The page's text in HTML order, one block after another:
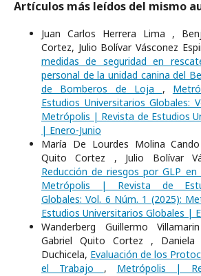
Artículos más leídos del mismo
Juan Carlos Herrera Lima ,
Cortez, Julio Bolívar Vásconez
medidas de seguridad en
personal de la unidad canina del
de Bomberos de Loja ,
Estudios Universitarios Globales:
Metrópolis | Revista de Estudios
| Enero-Junio
María De Lourdes Molina
Quito Cortez , Julio Bolívar
Reducción de riesgos por GLP
Metrópolis | Revista de
Globales: Vol. 6 Núm. 1 (2025):
Estudios Universitarios Globales |
Wanderberg Guillermo
Gabriel Quito Cortez , Daniela
Duchicela, Evaluación de los
el Trabajo , Metrópolis |